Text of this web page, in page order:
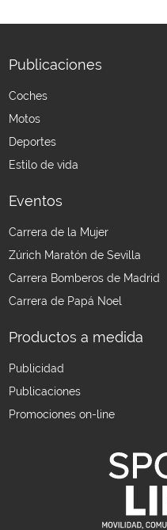
Publicaciones
Coches
Motos
Deportes
Estilo de vida
Eventos
Carrera de la Mujer
Zúrich Maratón de Sevilla
Carrera Bomberos de Madrid
Carrera de Papá Noel
Productos a medida
Publicidad
Publicaciones
Promociones on-line